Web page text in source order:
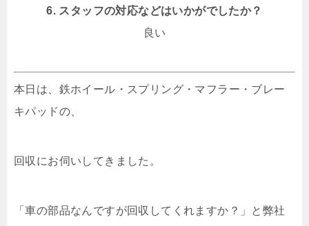
6. スタッフの対応などはいかがでしたか？
良い
本日は、鉄ホイール・スプリング・マフラー・ブレー
キパッドの、
回収にお伺いしてきました。
「車の部品なんですが回収してくれますか？」と弊社